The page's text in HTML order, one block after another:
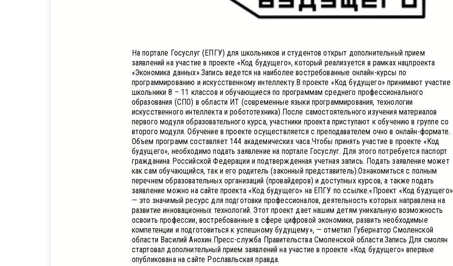
На портале Госуслуг (ЕПГУ) для школьников и студентов открыт дополнительный прием
заявлений на участие в проекте «Код будущего», который реализуется в рамках нацпроекта
«Экономика данных».Запись ведется на наиболее востребованные онлайн-курсы по
программированию и искусственному интеллекту.В проекте «Код будущего» принимают участие
школьники 8 – 11 классов и обучающиеся по программам среднего профессионального
образования (СПО) в области ИТ (современные языки программирования, технологии
искусственного интеллекта и робототехника).После самостоятельного изучения материалов
первого модуля образовательного курса, участники проекта приступают к обучению в группе со
второго модуля. Обучение в проекте осуществляется с преподавателем очно в онлайн-формате.
Объем программ составляет 144 академических часа.Чтобы принять участие в проекте «Код
будущего», необходимо подать заявление на портале Госуслуг. Для этого потребуется паспорт
гражданина Российской Федерации и подтвержденная учетная запись. Подать заявление может
как сам обучающийся, так и его родитель (законный представитель).Ознакомиться с полным
перечнем образовательных организаций (провайдеров) и доступных курсов, а также подать
заявление можно на сайте проекта «Код будущего» на ЕПГУ по ссылке.«Проект «Код будущего»
— это значимый ресурс для подготовки профессионалов, деятельность которых направлена на
развитие инновационных технологий. Этот проект дает нашим детям уникальную возможность
освоить профессии, востребованные в сфере цифровой экономики, развить необходимые
компетенции и подготовиться к успешному будущему», — отметил Губернатор Смоленской
области Василий Анохин.Пресс-служба Правительства Смоленской области.Запись Для смолян
стартовал дополнительный прием заявлений на участие в проекте «Код будущего» впервые
опубликована на сайте Рославльская правда.